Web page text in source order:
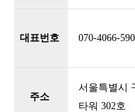
대표번호 070-4066-
주소
서울특별시
타워 302호